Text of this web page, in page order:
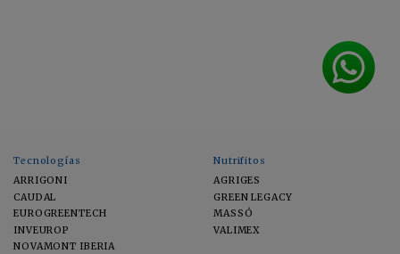
Tecnologías
ARRIGONI
CAUDAL
EUROGREENTECH
INVEUROP
NOVAMONT IBERIA
Nutrifitos
AGRIGES
GREEN LEGACY
MASSÓ
VALIMEX